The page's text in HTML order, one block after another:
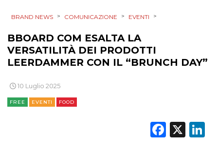
PREVISIONI/SCENARI
NORMATIVE
TREND
CASE HISTORY
BRAND NEWS > COMUNICAZIONE > EVENTI >
BBOARD COM ESALTA LA
VERSATILITÀ DEI PRODOTTI
LEERDAMMER CON IL “BRUNCH DAY”
10 Luglio 2025
FREE EVENTI FOOD
X